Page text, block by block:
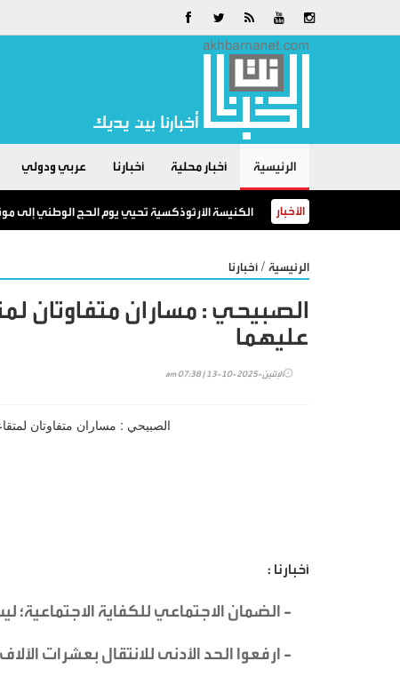
الرئيسية أخبار محلية أخبارنا عربي ودولي
الأخبار الكنيسة الأرثوذكسية تحيي يوم الحج الوطني إلى
الرئيسية / أخبارنا
الصبيحي : مساران متفاوتان
عليهما
الإثنين-2025-10-13 | 07:38 am
أخبارنا :
- الضمان الاجتماعي للكفاية الاجتماعية؛
- ارفعوا الحد الأدنى للانتقال بعشرات